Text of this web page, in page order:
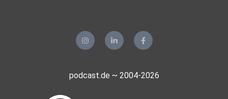
podcast.de ~ 2004-2026